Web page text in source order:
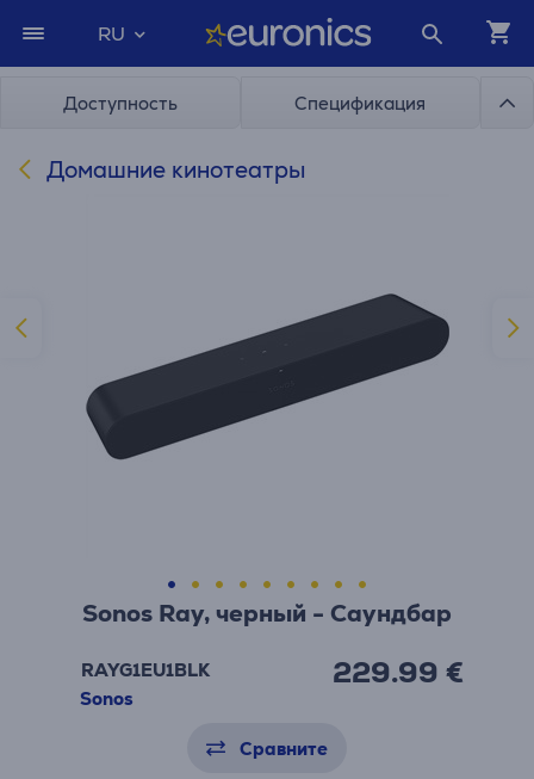
RU
Доступность Спецификация
Домашние кинотеатры
Sonos Ray, черный - Саундбар
RAYG1EU1BLK
Sonos
229.99 €
Сравните